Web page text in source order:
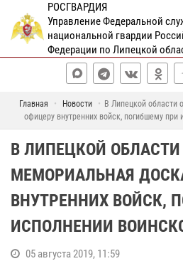
РОСГВАРДИЯ
Управление Федеральной
национальной гвардии
Федерации по Липецкой
Главная Новости
В Липецкой области
офицеру внутренних войск, погибшему при
В ЛИПЕЦКОЙ
МЕМОРИАЛЬНАЯ
ВНУТРЕННИХ ВОЙСК,
ИСПОЛНЕНИИ
05 августа 2019, 11:59